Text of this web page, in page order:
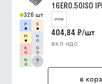
326 шт
?
16ER0.50ISO
404,84 ₽/шт
вкл ндс
в